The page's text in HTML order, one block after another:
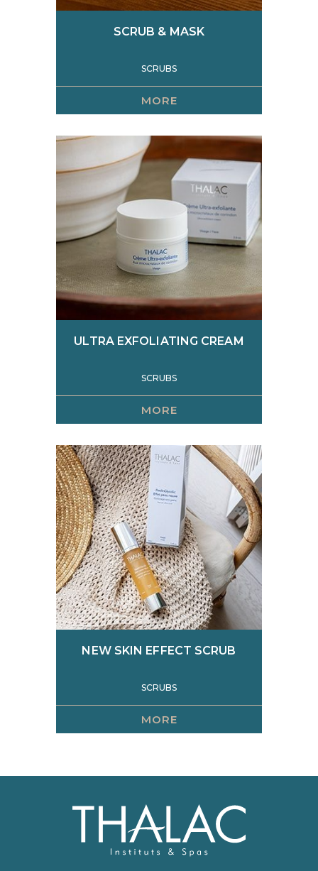
SCRUB & MASK
SCRUBS
MORE
ULTRA EXFOLIATING CREAM
SCRUBS
MORE
NEW SKIN EFFECT SCRUB
SCRUBS
MORE